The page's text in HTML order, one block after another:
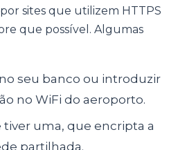
sites que utilizem HTTPS
que possível. Algumas
seu banco ou introduzir
no WiFi do aeroporto.
tiver uma, que encripta a
partilhada.